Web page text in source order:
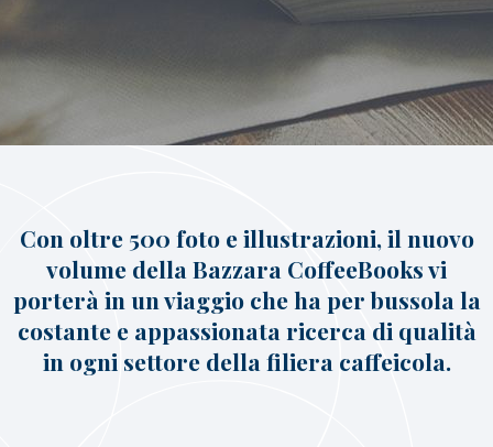
Coffeexperts
News/Press
Contatti
Con oltre 500 foto e illustrazioni, il nuovo
volume della Bazzara CoffeeBooks vi
porterà in un viaggio che ha per bussola la
costante e appassionata ricerca di qualità
in ogni settore della filiera caffeicola.